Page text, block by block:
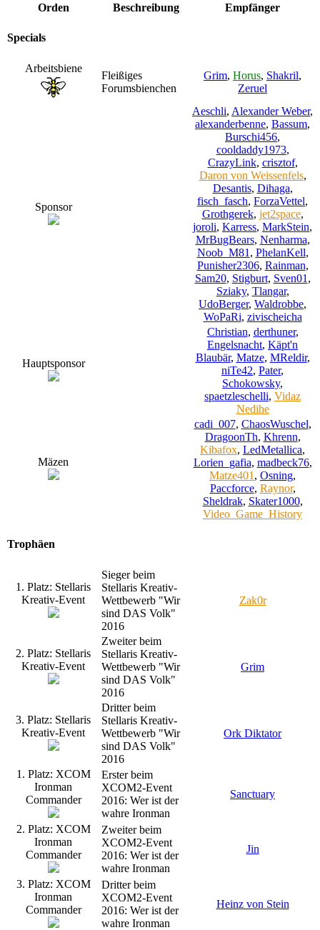
Orden Beschreibung Empfänger
Specials
Arbeitsbiene
Fleißiges
Forumsbienchen
Grim, Horus, Shakril,
Zeruel
Sponsor
Aeschli, Alexander Weber,
alexanderbenne, Bassum,
Burschi456,
cooldaddy1973,
CrazyLink, crisztof,
Daron von Weissenfels,
Desantis, Dihaga,
fisch_fasch, ForzaVettel,
Grothgerek, jet2space,
joroli, Karress, MarkStein,
MrBugBears, Nenharma,
Noob_M81 , PhelanKell,
Punisher2306, Rainman,
Sam20, Stigburt, Sven01 ,
Sziaky, Tlangar,
UdoBerger, Waldrobbe,
WoPaRi, zivischeicha
Hauptsponsor
Christian, derthuner,
Engelsnacht, Käpt'n
Blaubär, Matze, MReldir,
niTe42, Pater,
Schokowsky,
spaetzleschelli, Vidaz
Nedihe
Mäzen
cadi_007, ChaosWuschel,
DragoonTh, Khrenn,
Kibafox, LedMetallica,
Lorien_gafia, madbeck76,
Matze401 , Osning,
Paccforce, Raynor,
Sheldrak, Skater1000,
Video_Game_History
Trophäen
1. Platz: Stellaris
Kreativ-Event
Sieger beim
Stellaris Kreativ-
Wettbewerb "Wir
sind DAS Volk"
2016
Zak0r
2. Platz: Stellaris
Kreativ-Event
Zweiter beim
Stellaris Kreativ-
Wettbewerb "Wir
sind DAS Volk"
2016
Grim
3. Platz: Stellaris
Kreativ-Event
Dritter beim
Stellaris Kreativ-
Wettbewerb "Wir
sind DAS Volk"
2016
Ork Diktator
1. Platz: XCOM
Ironman
Commander
Erster beim
XCOM2-Event
2016: Wer ist der
wahre Ironman
Sanctuary
2. Platz: XCOM
Ironman
Commander
Zweiter beim
XCOM2-Event
2016: Wer ist der
wahre Ironman
Jin
3. Platz: XCOM
Ironman
Commander
Dritter beim
XCOM2-Event
2016: Wer ist der
wahre Ironman
Heinz von Stein